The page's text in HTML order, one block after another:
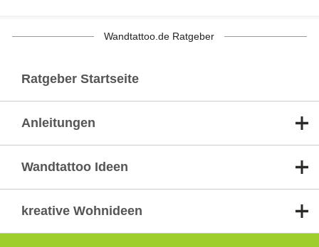
Wandtattoo.de Ratgeber
Ratgeber Startseite
Anleitungen
Wandtattoo Ideen
kreative Wohnideen